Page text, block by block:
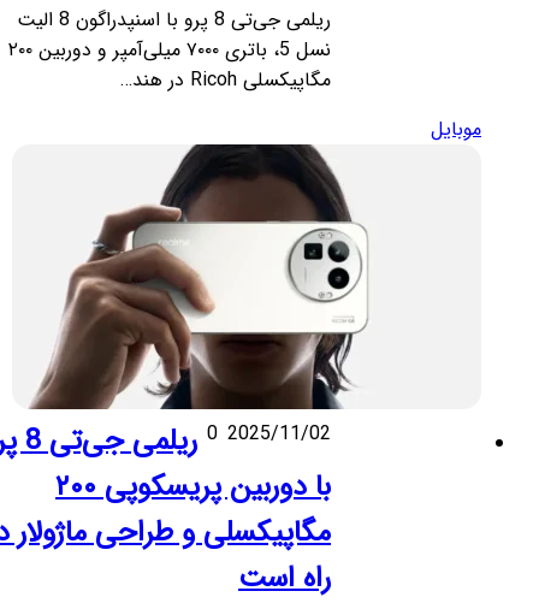
ریلمی جی‌تی 8 پرو با اسنپدراگون 8 الیت
نسل 5، باتری ۷۰۰۰ میلی‌آمپر و دوربین ۲۰۰
مگاپیکسلی Ricoh در هند…
موبایل
2025/11/02
0
ریلمی جی‌تی 8 پرو
با دوربین پریسکوپی ۲۰۰
مگاپیکسلی و طراحی ماژولار در
راه است